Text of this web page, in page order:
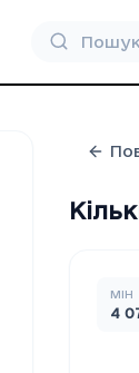
МІН
4